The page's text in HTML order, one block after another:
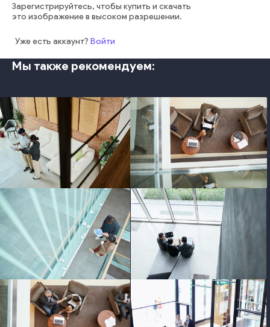
Зарегистрируйтесь, чтобы купить и скачать
это изображение в высоком разрешении.
Уже есть аккаунт? Войти
Мы также рекомендуем:
photo photo
photo photo